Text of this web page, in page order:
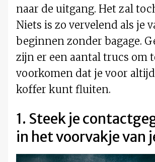
naar de uitgang. Het zal
Niets is zo vervelend als je
beginnen zonder bagage.
zijn er een aantal trucs om
voorkomen dat je voor
koffer kunt fluiten.
1. Steek je
in het voorvakje van